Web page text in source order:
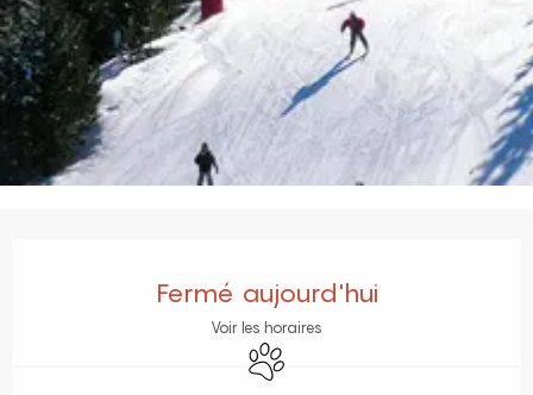
Fermé aujourd'hui
Voir les horaires
Animaux acceptés